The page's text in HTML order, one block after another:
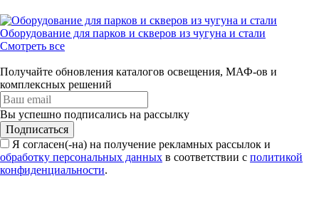
Оборудование для парков и скверов из чугуна и стали
Смотреть все
Получайте обновления каталогов освещения, МАФ-ов и
комплексных решений
Вы успешно подписались на рассылку
Подписаться
Я согласен(-на) на получение рекламных рассылок и
обработку персональных данных в соответствии с политикой
конфиденциальности.